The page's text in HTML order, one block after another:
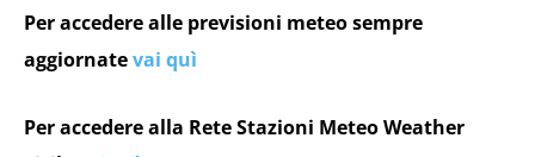
Per accedere alle previsioni meteo sempre
aggiornatevai quì
Per accedere alla Rete Stazioni Meteo Weather